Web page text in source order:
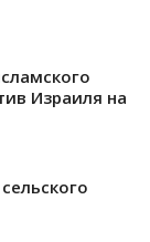
Израиля на